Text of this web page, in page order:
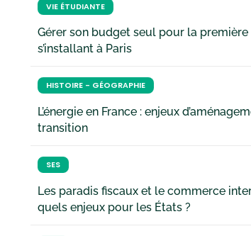
VIE ÉTUDIANTE
Gérer son budget seul pour la première
s’installant à Paris
HISTOIRE - GÉOGRAPHIE
L’énergie en France : enjeux
transition
SES
Les paradis fiscaux et le commerce
quels enjeux pour les États ?